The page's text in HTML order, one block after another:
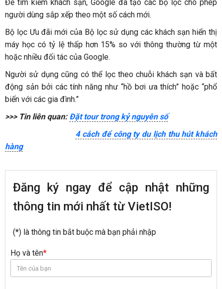
Để tìm kiếm khách sạn, Google đã tạo các bộ lọc cho phép
người dùng sắp xếp theo một số cách mới.
Bộ lọc Ưu đãi mới của Bộ lọc sử dụng các khách sạn hiển thị
máy học có tỷ lệ thấp hơn 15% so với thông thường từ một
hoặc nhiều đối tác của Google.
Người sử dụng cũng có thể lọc theo chuỗi khách sạn và bất
động sản bởi các tính năng như “hồ bơi ưa thích” hoặc “phổ
biến với các gia đình.”
>>> Tin liên quan: Đặt tour trong kỷ nguyên số
4 cách để công ty du lịch thu hút khách
hàng
Đăng ký ngay để cập nhật những
thông tin mới nhất từ VietISO!
(*) là thông tin bắt buộc mà bạn phải nhập
Họ và tên*